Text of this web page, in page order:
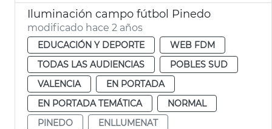
Iluminación campo fútbol Pinedo
modificado hace 2 años
EDUCACIÓN Y DEPORTE
WEB FDM
TODAS LAS AUDIENCIAS
POBLES SUD
VALENCIA
EN PORTADA
EN PORTADA TEMÁTICA
NORMAL
PINEDO
ENLLUMENAT